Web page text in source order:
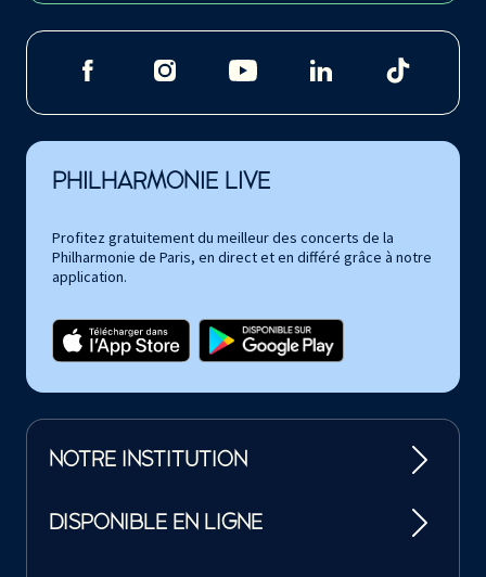
PHILHARMONIE LIVE
Profitez gratuitement du meilleur des concerts de la
Philharmonie de Paris, en direct et en différé grâce à notre
application.
NOTRE INSTITUTION
DISPONIBLE EN LIGNE